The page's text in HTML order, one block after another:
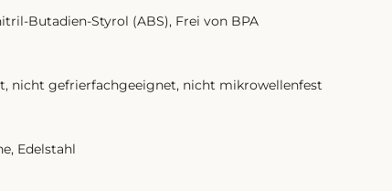
Butadien-Styrol (ABS), Frei von BPA
nicht gefrierfachgeeignet, nicht mikrowellenfest
Edelstahl